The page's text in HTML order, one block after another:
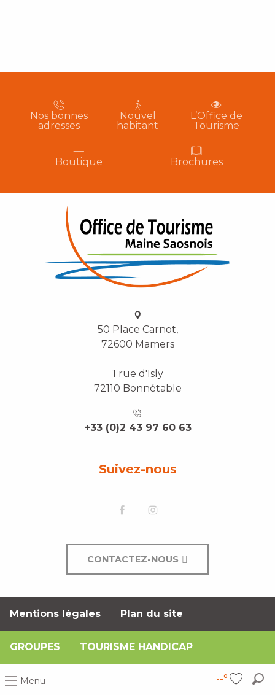
Menu
--°
Nos bonnes
adresses
Nouvel
habitant
L’Office de
Tourisme
Boutique Brochures
50 Place Carnot,
72600 Mamers
1 rue d'Isly
72110 Bonnétable
+33 (0)2 43 97 60 63
Suivez-nous
CONTACTEZ-NOUS
Mentions légales Plan du site
GROUPES TOURISME HANDICAP